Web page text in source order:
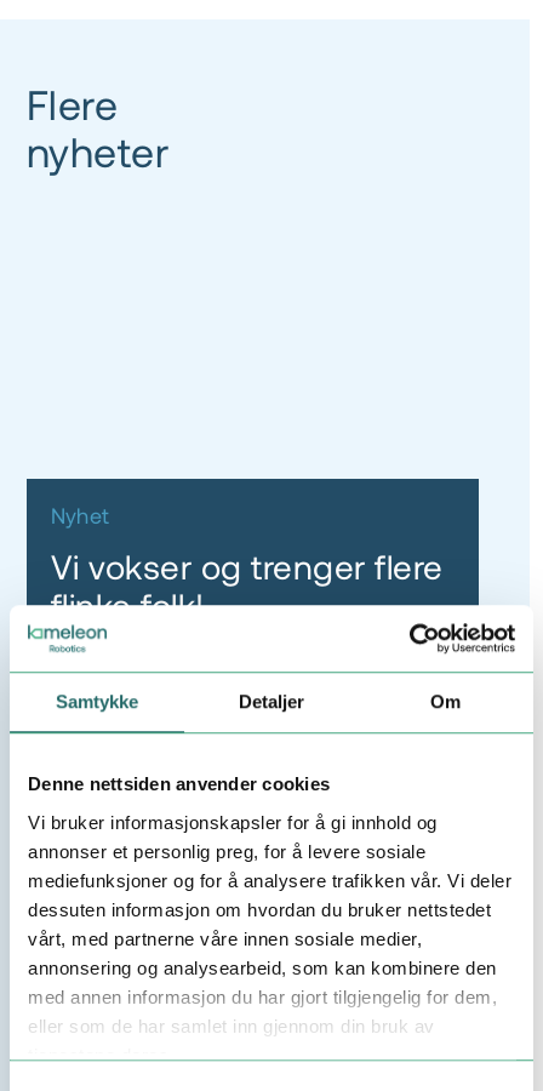
Samtykke Detaljer Om
Denne nettsiden anvender cookies
Vi bruker informasjonskapsler for å gi innhold og
annonser et personlig preg, for å levere sosiale
mediefunksjoner og for å analysere trafikken vår. Vi deler
dessuten informasjon om hvordan du bruker nettstedet
vårt, med partnerne våre innen sosiale medier,
annonsering og analysearbeid, som kan kombinere den
med annen informasjon du har gjort tilgjengelig for dem,
eller som de har samlet inn gjennom din bruk av
tjenestene deres.
Flere
nyheter
Nyhet
Vi vokser og trenger flere
flinke folk!
Nyhet